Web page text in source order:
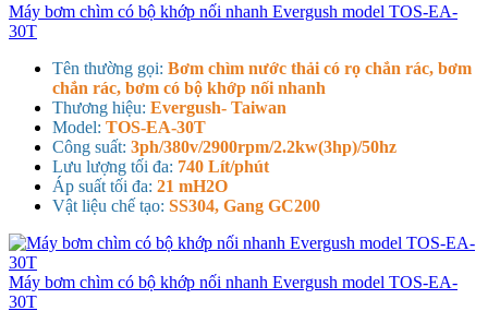
Máy bơm chìm có bộ khớp nối nhanh Evergush model TOS-EA-
30T
Tên thường gọi: Bơm chìm nước thải có rọ chắn rác, bơm
chắn rác, bơm có bộ khớp nối nhanh
Thương hiệu: Evergush- Taiwan
Model: TOS-EA-30T
Công suất: 3ph/380v/2900rpm/2.2kw(3hp)/50hz
Lưu lượng tối đa: 740 Lít/phút
Áp suất tối đa: 21 mH2O
Vật liệu chế tạo: SS304, Gang GC200
Máy bơm chìm có bộ khớp nối nhanh Evergush model TOS-EA-
30T